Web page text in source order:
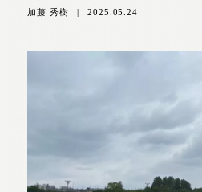
加藤 秀樹 | 2025.05.24